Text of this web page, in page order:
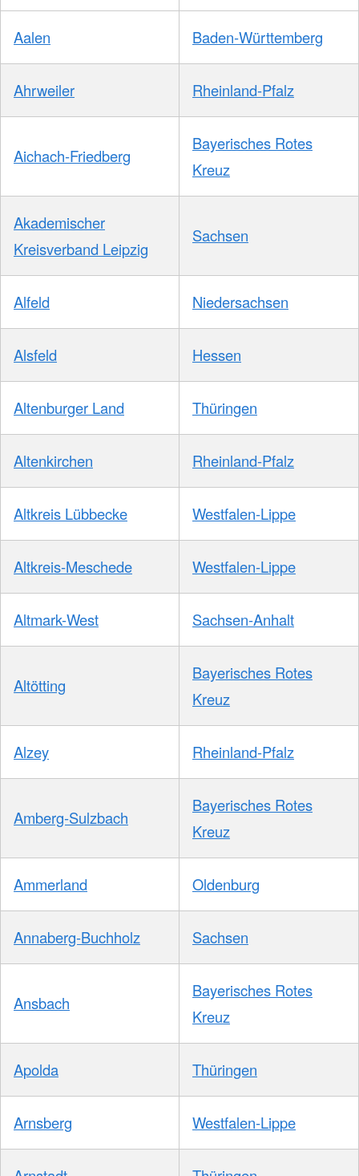
Aalen Baden-Württemberg
Ahrweiler Rheinland-Pfalz
Aichach-Friedberg
Bayerisches Rotes
Kreuz
Akademischer
Kreisverband Leipzig
Sachsen
Alfeld Niedersachsen
Alsfeld Hessen
Altenburger Land Thüringen
Altenkirchen Rheinland-Pfalz
Altkreis Lübbecke Westfalen-Lippe
Altkreis-Meschede Westfalen-Lippe
Altmark-West Sachsen-Anhalt
Altötting
Bayerisches Rotes
Kreuz
Alzey Rheinland-Pfalz
Amberg-Sulzbach
Bayerisches Rotes
Kreuz
Ammerland Oldenburg
Annaberg-Buchholz Sachsen
Ansbach
Bayerisches Rotes
Kreuz
Apolda Thüringen
Arnsberg Westfalen-Lippe